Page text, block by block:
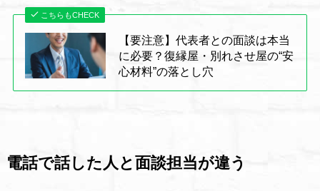
こちらもCHECK
【要注意】代表者との面談は本当
に必要？復縁屋・別れさせ屋の“安
心材料”の落とし穴
電話で話した人と面談担当が違う